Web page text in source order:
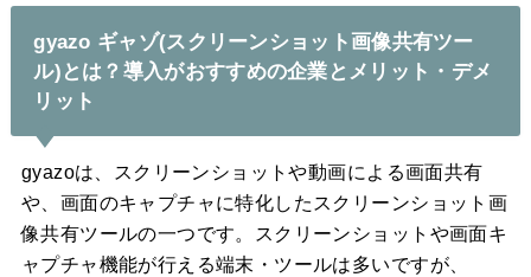
gyazo ギャゾ(スクリーンショット画像共有ツー
ル)とは？導入がおすすめの企業とメリット・デメ
リット
gyazoは、スクリーンショットや動画による画面共有
や、画面のキャプチャに特化したスクリーンショット画
像共有ツールの一つです。スクリーンショットや画面キ
ャプチャ機能が行える端末・ツールは多いですが、